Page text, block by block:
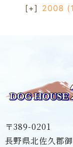
[+] 2008
〒389-0201
長野県北佐久郡